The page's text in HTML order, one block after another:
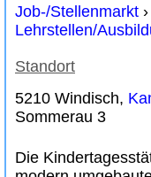
Job-/Stellenmarkt ›
Lehrstellen/
Standort
5210 Windisch,
Sommerau 3
Die